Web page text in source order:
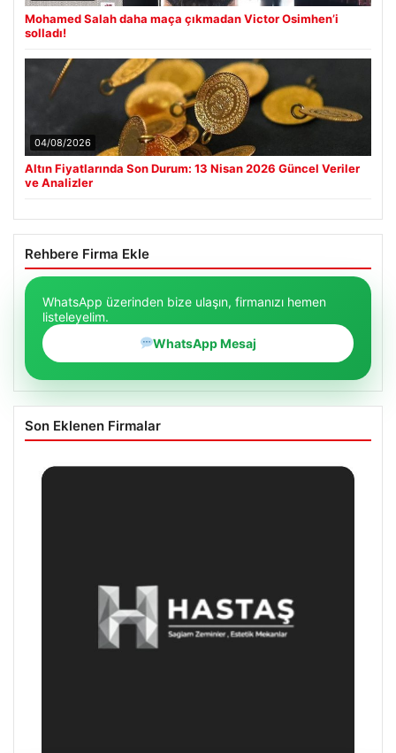
Mohamed Salah daha maça çıkmadan Victor Osimhen’i
solladı!
04/08/2026
Altın Fiyatlarında Son Durum: 13 Nisan 2026 Güncel Veriler
ve Analizler
Rehbere Firma Ekle
WhatsApp üzerinden bize ulaşın, firmanızı hemen
listeleyelim.
WhatsApp Mesaj
Son Eklenen Firmalar